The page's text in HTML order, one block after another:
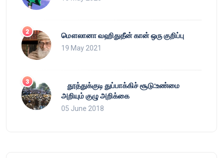
மௌலானா வஹிதுதீன் கான் ஒரு குறிப்பு
19 May 2021
தூத்துக்குடி துப்பாக்கிச் சூடு:உண்மை
அறியும் குழு அறிக்கை
05 June 2018